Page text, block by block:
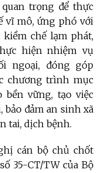
trọng để thực
vĩ mô, ứng phó với
chế lạm phát,
hiện nhiệm vụ
ngoại, đóng góp
chương trình mục
bền vững, tạo việc
đảm an sinh xã
tai, dịch bệnh.
cán bộ chủ chốt
35-CT/TW của Bộ